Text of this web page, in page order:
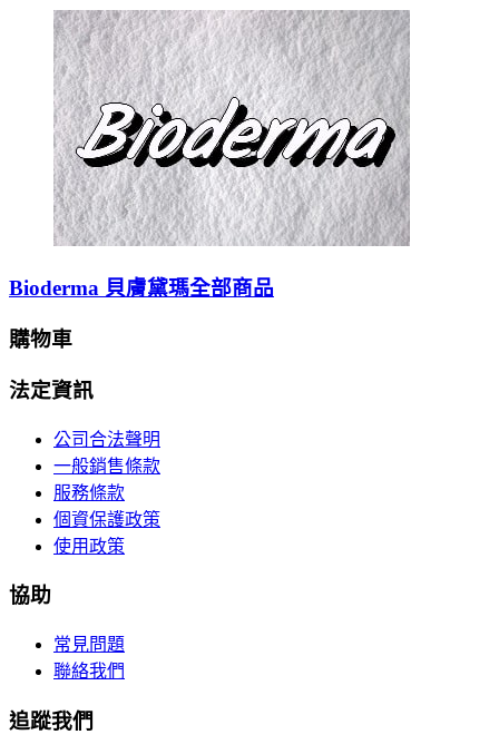
Bioderma 貝膚黛瑪全部商品
購物車
法定資訊
公司合法聲明
一般銷售條款
服務條款
個資保護政策
使用政策
協助
常見問題
聯絡我們
追蹤我們